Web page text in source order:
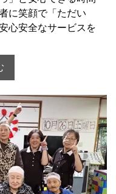
に笑顔で「ただい
心安全なサービスを